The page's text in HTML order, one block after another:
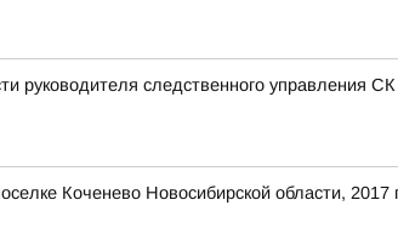
руководителя следственного управления
Коченево Новосибирской области, 2017